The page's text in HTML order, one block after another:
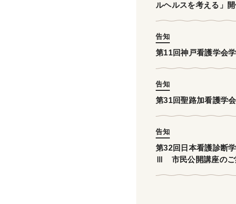
ルヘルスを考える」
告知
第11回神戸看護学会
告知
第31回聖路加看護学
告知
第32回日本看護診断
Ⅲ 市民公開講座のご